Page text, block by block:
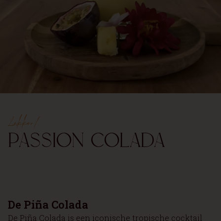
Lekker!
Passion Colada
De Piña Colada
De Piña Colada is een iconische tropische cocktail